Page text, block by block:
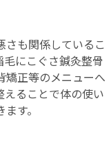
さも関係しているこ
毛にこぐさ鍼灸整骨
矯正等のメニューへ
えることで体の使い
す。